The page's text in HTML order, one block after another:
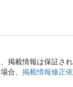
掲載情報は保証さ
合、 掲載情報修正